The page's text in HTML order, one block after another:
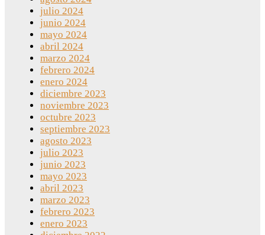
julio 2024
junio 2024
mayo 2024
abril 2024
marzo 2024
febrero 2024
enero 2024
diciembre 2023
noviembre 2023
octubre 2023
septiembre 2023
agosto 2023
julio 2023
junio 2023
mayo 2023
abril 2023
marzo 2023
febrero 2023
enero 2023